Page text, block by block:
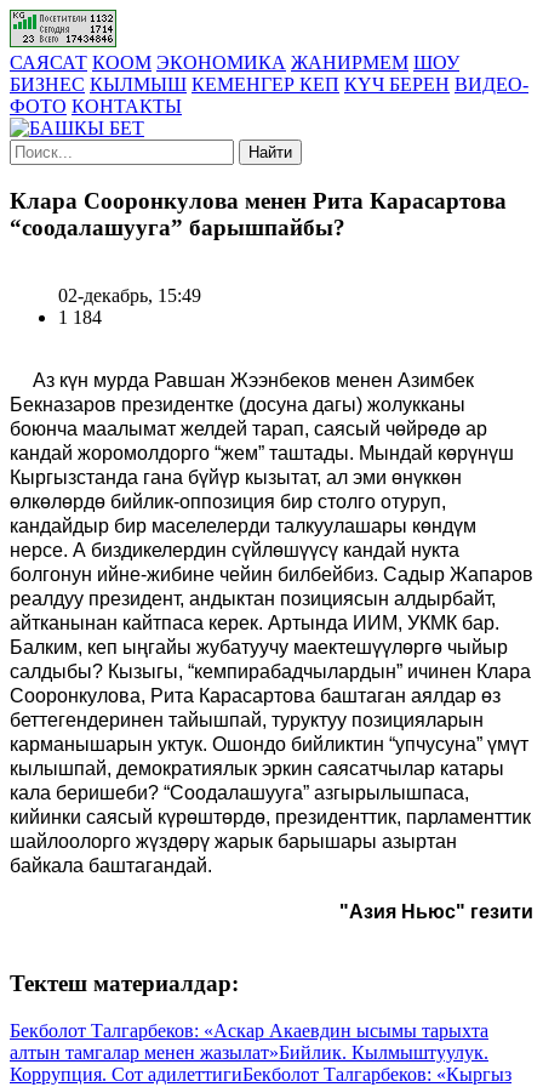
САЯСАТ КООМ ЭКОНОМИКА ЖАНИРМЕМ ШОУ
БИЗНЕС КЫЛМЫШ КЕМЕНГЕР КЕП КҮЧ БЕРЕН ВИДЕО-
ФОТО КОНТАКТЫ
Найти
Клара Сооронкулова менен Рита Карасартова
“соодалашууга” барышпайбы?
02-декабрь, 15:49
1 184
Аз күн мурда Равшан Жээнбеков менен Азимбек
Бекназаров президентке (досуна дагы) жолукканы
боюнча маалымат желдей тарап, саясый чөйрөдө ар
кандай жоромолдорго “жем” таштады. Мындай көрүнүш
Кыргызстанда гана бүйүр кызытат, ал эми өнүккөн
өлкөлөрдө бийлик-оппозиция бир столго отуруп,
кандайдыр бир маселелерди талкуулашары көндүм
нерсе. А биздикелердин сүйлөшүүсү кандай нукта
болгонун ийне-жибине чейин билбейбиз. Садыр Жапаров
реалдуу президент, андыктан позициясын алдырбайт,
айтканынан кайтпаса керек. Артында ИИМ, УКМК бар.
Балким, кеп ыңгайы жубатуучу маектешүүлөргө чыйыр
салдыбы? Кызыгы, “кемпирабадчылардын” ичинен Клара
Сооронкулова, Рита Карасартова баштаган аялдар өз
беттегендеринен тайышпай, туруктуу позицияларын
карманышарын уктук. Ошондо бийликтин “упчусуна” үмүт
кылышпай, демократиялык эркин саясатчылар катары
кала беришеби? “Соодалашууга” азгырылышпаса,
кийинки саясый күрөштөрдө, президенттик, парламенттик
шайлоолорго жүздөрү жарык барышары азыртан
байкала баштагандай.
"Азия Ньюс" гезити
Тектеш материалдар:
Бекболот Талгарбеков: «Аскар Акаевдин ысымы тарыхта
алтын тамгалар менен жазылат»Бийлик. Кылмыштуулук.
Коррупция. Сот адилеттигиБекболот Талгарбеков: «Кыргыз